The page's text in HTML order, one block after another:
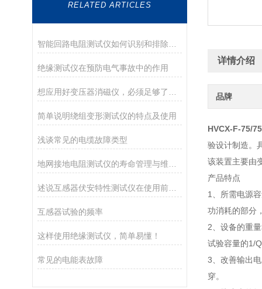
RELATED ARTICLES
绝缘测试仪在预防电气事故中的作用
简单说明绕组变形测试仪的特点及使用
浅谈常见的电缆故障类型
述说互感器伏安特性测试仪在使用前的准备工作
互感器试验的频率
这样使用绝缘测试仪，简单易懂！
常见的电能表故障
详情介绍
品牌
HVCX-F-75/
验设计制造。
该装置主要由
产品特点
1、所需电源
功消耗的部分
2、设备的重
试验容量的1/
3、改善输出
穿。